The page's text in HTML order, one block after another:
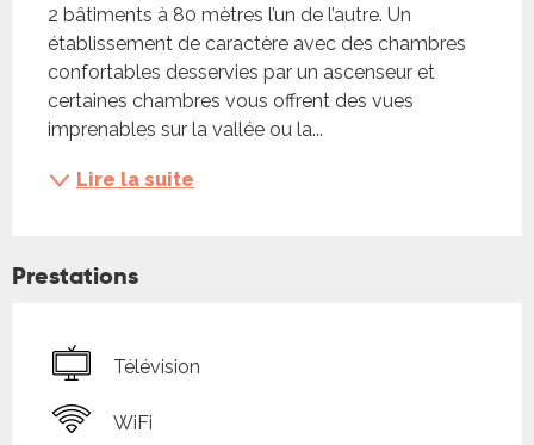
2 bâtiments à 80 mètres l’un de l’autre. Un
établissement de caractère avec des chambres
confortables desservies par un ascenseur et
certaines chambres vous offrent des vues
imprenables sur la vallée ou la...
Lire la suite
Prestations
Télévision
WiFi